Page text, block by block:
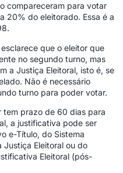
compareceram para votar
20% do eleitorado. Essa é a
que o eleitor que
no segundo turno, mas
a Justiça Eleitoral, isto é, se
Não é necessário
turno para poder votar.
tem prazo de 60 dias para
a justificativa pode ser
e-Título, do Sistema
Eleitoral ou do
Eleitoral (pós-